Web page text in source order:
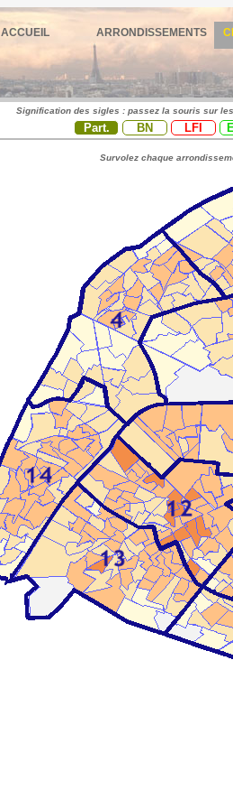
ACCUEIL ARRONDISSEMENTS
Signification des sigles : passez la souris sur
Part. BN LFI
Survolez chaque